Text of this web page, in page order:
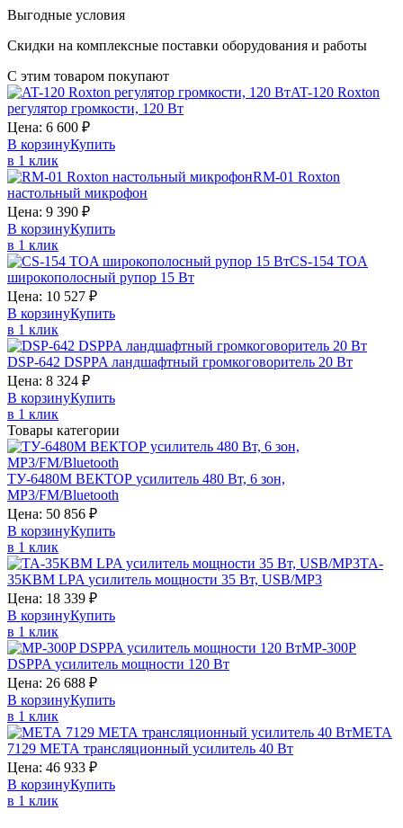
Выгодные условия
Скидки на комплексные поставки оборудования и работы
С этим товаром покупают
AT-120 Roxton
регулятор громкости, 120 Вт
Цена: 6 600 ₽
В корзинуКупить
в 1 клик
RM-01 Roxton
настольный микрофон
Цена: 9 390 ₽
В корзинуКупить
в 1 клик
CS-154 TOA
широкополосный рупор 15 Вт
Цена: 10 527 ₽
В корзинуКупить
в 1 клик
DSP-642 DSPPAландшафтный громкоговоритель 20 Вт
Цена: 8 324 ₽
В корзинуКупить
в 1 клик
Товары категории
ТУ-6480М ВЕКТОР усилитель 480 Вт, 6 зон,
MP3/FM/Bluetooth
Цена: 50 856 ₽
В корзинуКупить
в 1 клик
TA-
35KBM LPAусилитель мощности 35 Вт, USB/MP3
Цена: 18 339 ₽
В корзинуКупить
в 1 клик
MP-300P
DSPPAусилитель мощности 120 Вт
Цена: 26 688 ₽
В корзинуКупить
в 1 клик
МЕТА
7129 МЕТА трансляционный усилитель 40 Вт
Цена: 46 933 ₽
В корзинуКупить
в 1 клик